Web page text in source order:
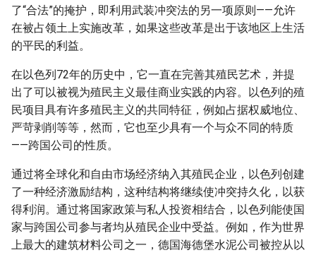
了“合法”的掩护，即利用武装冲突法的另一项原则——允许
在被占领土上实施改革，如果这些改革是出于该地区上生活
的平民的利益。
在以色列72年的历史中，它一直在完善其殖民艺术，并提
出了可以被视为殖民主义最佳商业实践的内容。以色列的殖
民项目具有许多殖民主义的共同特征，例如占据权威地位、
严苛剥削等等，然而，它也至少具有一个与众不同的特质
——跨国公司的性质。
通过将全球化和自由市场经济纳入其殖民企业，以色列创建
了一种经济激励结构，这种结构将继续使冲突持久化，以获
得利润。通过将国家政策与私人投资相结合，以色列能使国
家与跨国公司参与者均从殖民企业中受益。例如，作为世界
上最大的建筑材料公司之一，德国海德堡水泥公司被控从以